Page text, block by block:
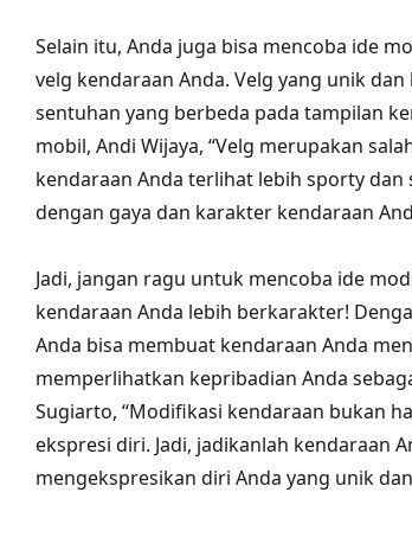
Selain itu, Anda juga bisa mencoba ide
velg kendaraan Anda. Velg yang unik
sentuhan yang berbeda pada tampilan
mobil, Andi Wijaya, “Velg merupakan
kendaraan Anda terlihat lebih sporty dan
dengan gaya dan karakter kendaraan
Jadi, jangan ragu untuk mencoba ide
kendaraan Anda lebih berkarakter!
Anda bisa membuat kendaraan Anda
memperlihatkan kepribadian Anda
Sugiarto, “Modifikasi kendaraan bukan
ekspresi diri. Jadi, jadikanlah kendaraan
mengekspresikan diri Anda yang unik